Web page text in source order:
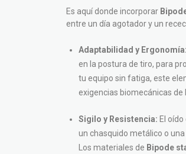
Es aquí donde incorporar
entre un día agotador y un
Adaptabilidad y Ergonomía:
en la postura de tiro, para
tu equipo sin fatiga, este
exigencias biomecánicas de
Sigilo y Resistencia: El
un chasquido metálico o
Los materiales de Bipode